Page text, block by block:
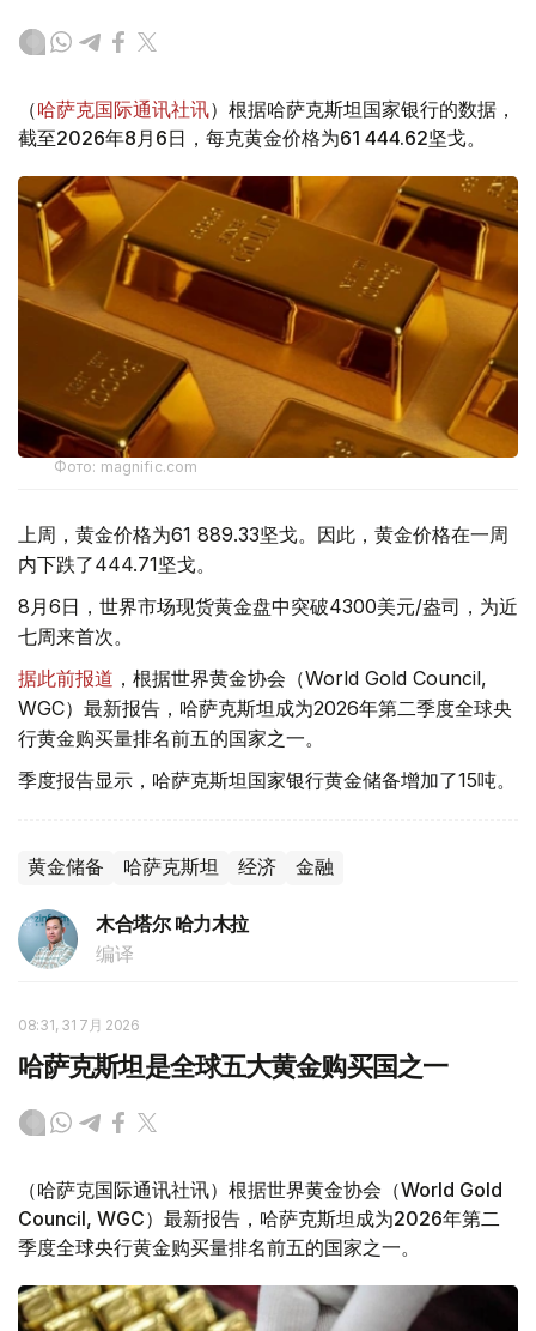
（哈萨克国际通讯社讯）根据哈萨克斯坦国家银行的数据，
截至2026年8月6日，每克黄金价格为61 444.62坚戈。
Фото: magnific.com
上周，黄金价格为61 889.33坚戈。因此，黄金价格在一周
内下跌了444.71坚戈。
8月6日，世界市场现货黄金盘中突破4300美元/盎司，为近
七周来首次。
据此前报道 ，根据世界黄金协会（World Gold Council,
WGC）最新报告，哈萨克斯坦成为2026年第二季度全球央
行黄金购买量排名前五的国家之一。
季度报告显示，哈萨克斯坦国家银行黄金储备增加了15吨。
黄金储备 哈萨克斯坦 经济 金融
木合塔尔 哈力木拉
编译
08:31, 31 7月 2026
哈萨克斯坦是全球五大黄金购买国之一
（哈萨克国际通讯社讯）根据世界黄金协会（World Gold
Council, WGC）最新报告，哈萨克斯坦成为2026年第二
季度全球央行黄金购买量排名前五的国家之一。